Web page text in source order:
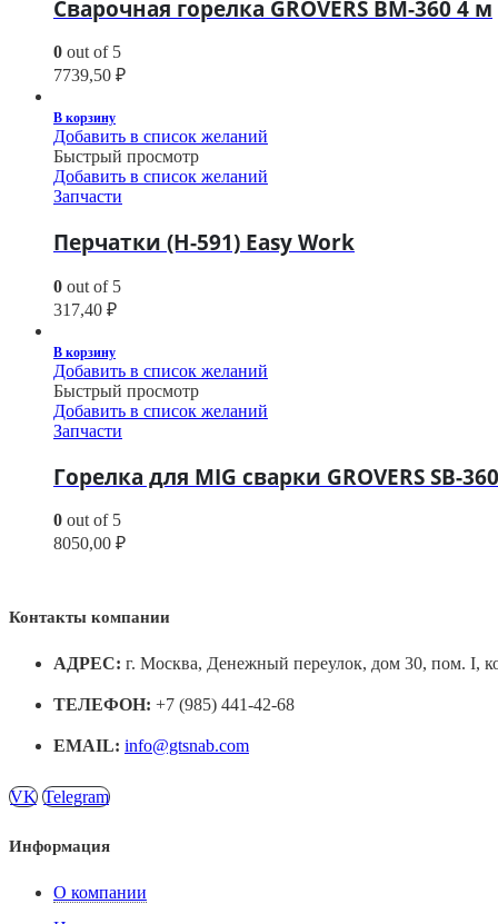
Сварочная горелка GROVERS BM-360 4 м
0 out of 5
7739,50 ₽
В корзину
Добавить в список желаний
Быстрый просмотр
Добавить в список желаний
Запчасти
Перчатки (H-591) Easy Work
0 out of 5
317,40 ₽
В корзину
Добавить в список желаний
Быстрый просмотр
Добавить в список желаний
Запчасти
Горелка для MIG сварки GROVERS SB-
0 out of 5
8050,00 ₽
Контакты компании
АДРЕС: г. Москва, Денежный переулок, дом 30, пом. I,
ТЕЛЕФОН: +7 (985) 441-42-68
EMAIL: info@gtsnab.com
VK Telegram
Информация
О компании